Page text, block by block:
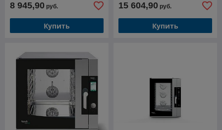
8 945,90 руб.
Купить
15 604,90 руб.
Купить